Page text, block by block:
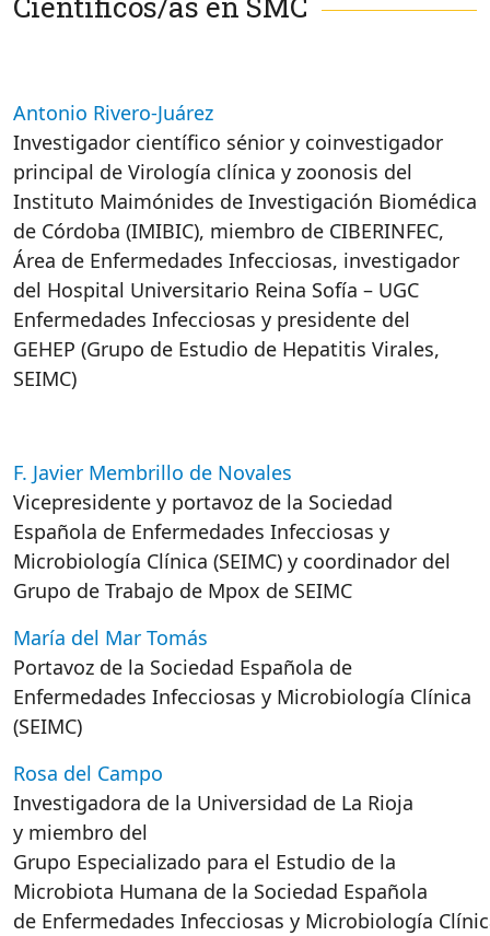
Antonio Rivero-Juárez
Investigador científico sénior y coinvestigador
principal de Virología clínica y zoonosis del
Instituto Maimónides de Investigación Biomédica
de Córdoba (IMIBIC), miembro de CIBERINFEC,
Área de Enfermedades Infecciosas, investigador
del Hospital Universitario Reina Sofía – UGC
Enfermedades Infecciosas y presidente del
GEHEP (Grupo de Estudio de Hepatitis Virales,
SEIMC)
F. Javier Membrillo de Novales
Vicepresidente y portavoz de la Sociedad
Española de Enfermedades Infecciosas y
Microbiología Clínica (SEIMC) y coordinador del
Grupo de Trabajo de Mpox de SEIMC
María del Mar Tomás
Portavoz de la Sociedad Española de
Enfermedades Infecciosas y Microbiología Clínica
(SEIMC)
Rosa del Campo
Investigadora de la Universidad de La Rioja
y miembro del
Grupo Especializado para el Estudio de la
Microbiota Humana de la Sociedad Española
de Enfermedades Infecciosas y Microbiología